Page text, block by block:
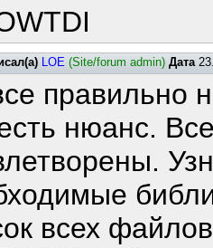
LOE (Site/forum admin) Дата
правильно
нюанс.
всех